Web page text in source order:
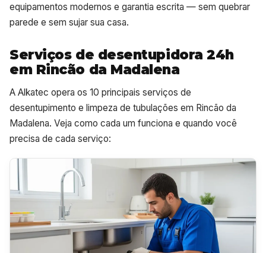
equipamentos modernos e garantia escrita — sem quebrar
parede e sem sujar sua casa.
Serviços de desentupidora 24h
em Rincão da Madalena
A Alkatec opera os 10 principais serviços de
desentupimento e limpeza de tubulações em Rincão da
Madalena. Veja como cada um funciona e quando você
precisa de cada serviço: